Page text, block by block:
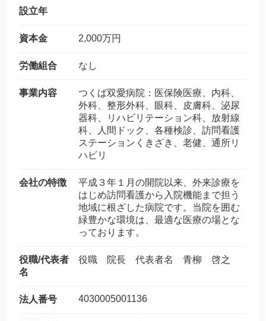
設立年
資本金 2,000万円
労働組合 なし
事業内容
つくば双愛病院：医保険医療、内科、
外科、整形外科、眼科、皮膚科、泌尿
器科、リハビリテーション科、放射線
科、人間ドック、各種検診、訪問看護
ステーションくきざき、老健、通所リ
ハビリ
会社の特徴
平成３年１月の開院以来、外来診療を
はじめ訪問看護から入院機能まで担う
地域に根ざした病院です。当院を囲む
緑豊かな環境は、最適な医療の場とな
っております。
役職/代表者
名
役職 院長 代表者名 青柳 啓之
法人番号 4030005001136